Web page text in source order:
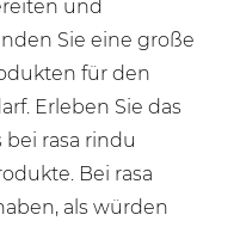
und
Sie eine große
für den
Erleben Sie das
rasa rindu
Bei rasa
als würden